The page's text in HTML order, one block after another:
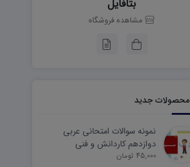
بتافایل
مشاهده فروشگاه
محصولات جدید
نمونه سوالات امتحانی عربی
دوازدهم کاردانش و فنی
شهریورماه ۱۴۰۵ word
45,000 تومان